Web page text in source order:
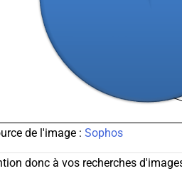
de l'image : Sophos
donc à vos recherches